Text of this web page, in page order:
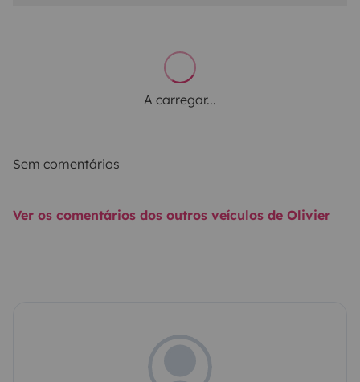
A carregar...
Sem comentários
Ver os comentários dos outros veículos de Olivier